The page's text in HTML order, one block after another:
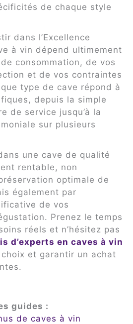
de chaque style
dans l’Excellence
à vin dépend ultimement
consommation, de vos
et de vos contraintes
type de cave répond à
depuis la simple
de service jusqu’à la
sur plusieurs
une cave de qualité
rentable, non
optimale de
également par
de vos
Prenez le temps
réels et n’hésitez pas
d’experts en caves à vin
et garantir un achat
guides :
de caves à vin